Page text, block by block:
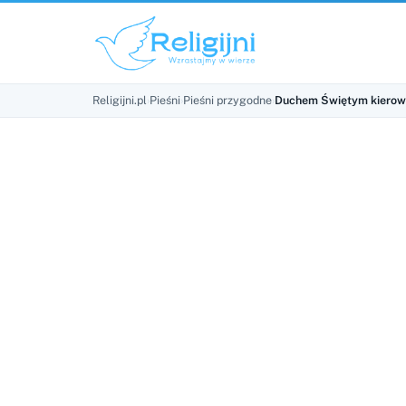
Religijni.pl›Pieśni›Pieśni przygodne›Duchem Świętym